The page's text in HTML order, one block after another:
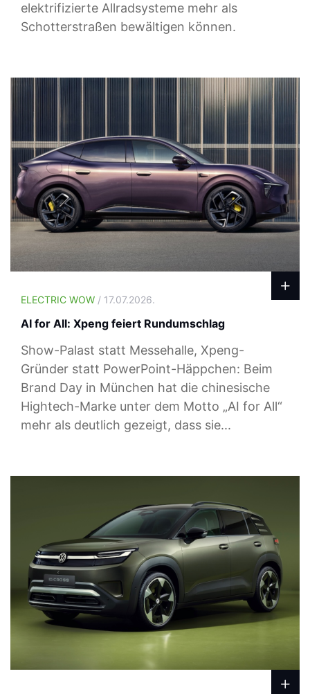
elektrifizierte Allradsysteme mehr als
Schotterstraßen bewältigen können.
ELECTRIC WOW / 17.07.2026.
AI for All: Xpeng feiert Rundumschlag
Show-Palast statt Messehalle, Xpeng-
Gründer statt PowerPoint-Häppchen: Beim
Brand Day in München hat die chinesische
Hightech-Marke unter dem Motto „AI for All“
mehr als deutlich gezeigt, dass sie...